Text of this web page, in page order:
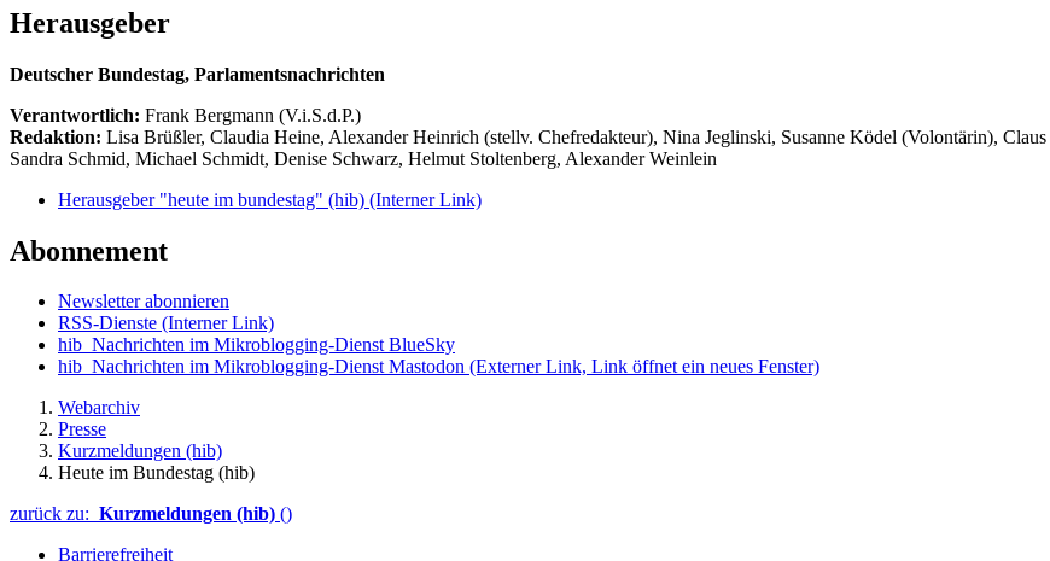
Herausgeber
Deutscher Bundestag, Parlamentsnachrichten
Verantwortlich: Frank Bergmann (V.i.S.d.P.)
Redaktion: Lisa Brüßler, Claudia Heine, Alexander Heinrich (stellv. Chefredakteur), Nina Jeglinski, Susanne Ködel (Volontärin),
Sandra Schmid, Michael Schmidt, Denise Schwarz, Helmut Stoltenberg, Alexander Weinlein
Herausgeber "heute im bundestag" (hib) (Interner Link)
Abonnement
Newsletter abonnieren
RSS-Dienste (Interner Link)
hib_Nachrichten im Mikroblogging-Dienst BlueSky
hib_Nachrichten im Mikroblogging-Dienst Mastodon (Externer Link, Link öffnet ein neues Fenster)
Webarchiv
Presse
Kurzmeldungen (hib)
Heute im Bundestag (hib)
zurück zu: Kurzmeldungen (hib) ()
Barrierefreiheit